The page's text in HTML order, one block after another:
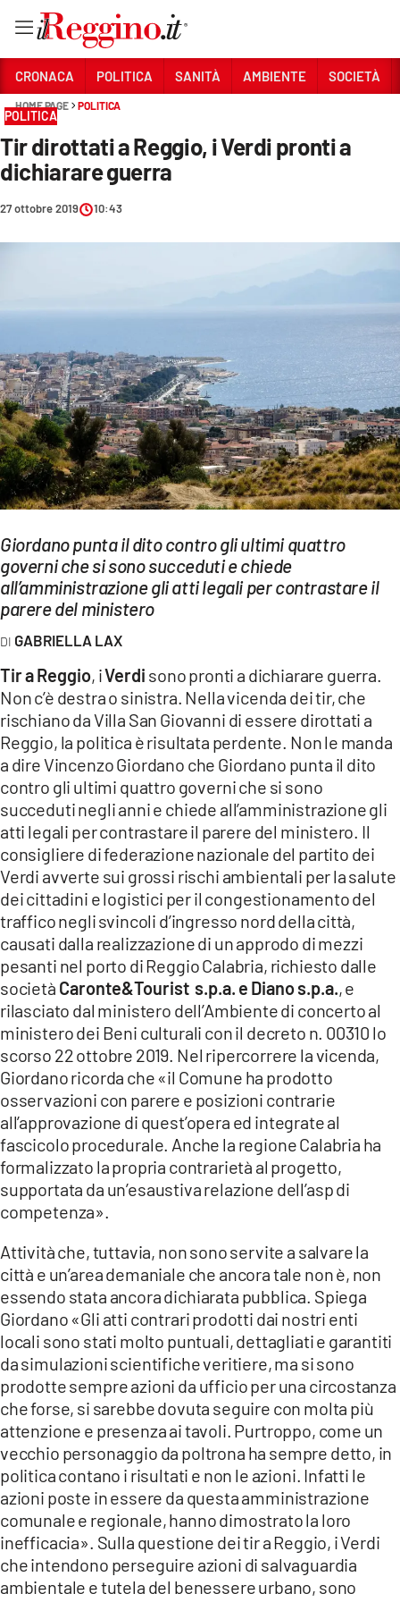
Sezioni
CRONACA
ECONOMIA E LAVORO
EVENTI
SPORT
Streaming
LAC TV
LAC NETWORK
LAC ONAIR
LaC
Network
LACPLAY.IT
LACTV.IT
LACONAIR.IT
LACITYMAG.IT
ILREGGINO.IT
COSENZACHANNEL.IT
ILVIBONESE.IT
CATANZAROCHANNEL.IT
LACAPITALENEWS.IT
App
ANDROID
APPLE
CRONACA POLITICA SANITÀ AMBIENTE SOCIETÀ
HOME PAGE POLITICA
POLITICA
Tir dirottati a Reggio, i Verdi pronti a
dichiarare guerra
27 ottobre 2019 10:43
Giordano punta il dito contro gli ultimi quattro
governi che si sono succeduti e chiede
all’amministrazione gli atti legali per contrastare il
parere del ministero
GABRIELLA LAX
Tir a Reggio, iVerdi sono pronti a dichiarare guerra.
Non c’è destra o sinistra. Nella vicenda dei tir, che
rischiano da Villa San Giovanni di essere dirottati a
Reggio, la politica è risultata perdente. Non le manda
a dire Vincenzo Giordano che Giordano punta il dito
contro gli ultimi quattro governi che si sono
succeduti negli anni e chiede all’amministrazione gli
atti legali per contrastare il parere del ministero. Il
consigliere di federazione nazionale del partito dei
Verdi avverte sui grossi rischi ambientali per la salute
dei cittadini e logistici per il congestionamento del
traffico negli svincoli d’ingresso nord della città,
causati dalla realizzazione di un approdo di mezzi
pesanti nel porto di Reggio Calabria, richiesto dalle
società Caronte&Tourist s.p.a. e Diano s.p.a., e
rilasciato dal ministero dell’Ambiente di concerto al
ministero dei Beni culturali con il decreto n. 00310 lo
scorso 22 ottobre 2019. Nel ripercorrere la vicenda,
Giordano ricorda che «il Comune ha prodotto
osservazioni con parere e posizioni contrarie
all’approvazione di quest’opera ed integrate al
fascicolo procedurale. Anche la regione Calabria ha
formalizzato la propria contrarietà al progetto,
supportata da un’esaustiva relazione dell’asp di
competenza».
Attività che, tuttavia, non sono servite a salvare la
città e un’area demaniale che ancora tale non è, non
essendo stata ancora dichiarata pubblica. Spiega
Giordano «Gli atti contrari prodotti dai nostri enti
locali sono stati molto puntuali, dettagliati e garantiti
da simulazioni scientifiche veritiere, ma si sono
prodotte sempre azioni da ufficio per una circostanza
che forse, si sarebbe dovuta seguire con molta più
attenzione e presenza ai tavoli. Purtroppo, come un
vecchio personaggio da poltrona ha sempre detto, in
politica contano i risultati e non le azioni. Infatti le
azioni poste in essere da questa amministrazione
comunale e regionale, hanno dimostrato la loro
inefficacia». Sulla questione dei tir a Reggio, i Verdi
che intendono perseguire azioni di salvaguardia
ambientale e tutela del benessere urbano, sono